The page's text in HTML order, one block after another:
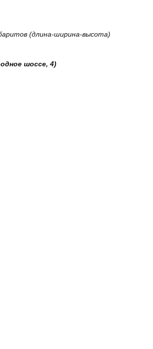
(длина-ширина-высота)
шоссе, 4)